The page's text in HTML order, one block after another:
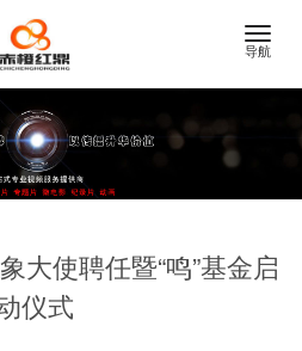
Toggle
导航
大使聘任暨“鸣”基金启
仪式